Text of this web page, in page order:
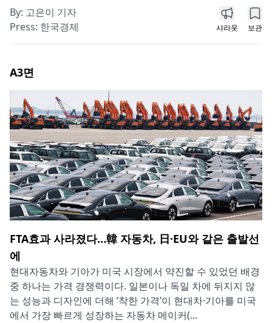
By: 고은이 기자
Press: 한국경제 샤라웃 보관
A3면
FTA효과 사라졌다…韓 자동차, 日·EU와 같은 출발선
에
현대자동차와 기아가 미국 시장에서 약진할 수 있었던 배경
중 하나는 가격 경쟁력이다. 일본이나 독일 차에 뒤지지 않
는 성능과 디자인에 더해 ‘착한 가격’이 현대차·기아를 미국
에서 가장 빠르게 성장하는 자동차 메이커(...